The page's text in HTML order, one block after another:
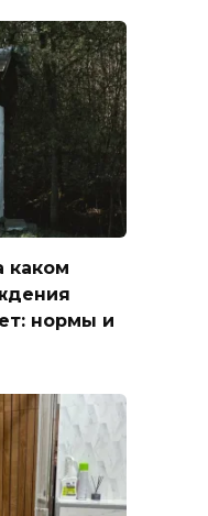
каком
нормы и